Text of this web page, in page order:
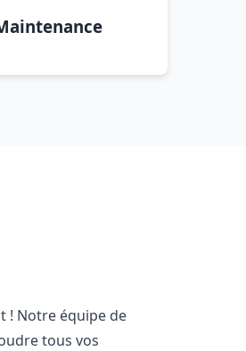
! Notre équipe de
tous vos